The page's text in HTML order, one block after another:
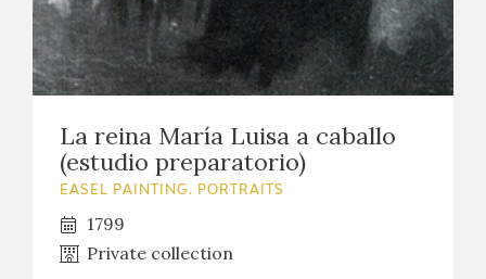
La reina María Luisa a caballo
(estudio preparatorio)
EASEL PAINTING. PORTRAITS
1799
Private collection